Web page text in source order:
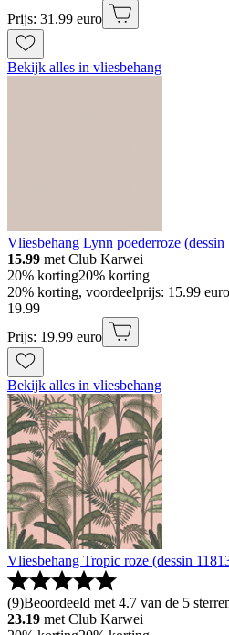
Prijs: 31.99 euro
Bekijk alles in vliesbehang
Vliesbehang Lynn poederroze (dessin
15.99 met Club Karwei
20% korting20% korting
20% korting, voordeelprijs: 15.99
19.99
Prijs: 19.99 euro
Bekijk alles in vliesbehang
Vliesbehang Tropic roze (dessin
(9)Beoordeeld met 4.7 van de 5
23.19 met Club Karwei